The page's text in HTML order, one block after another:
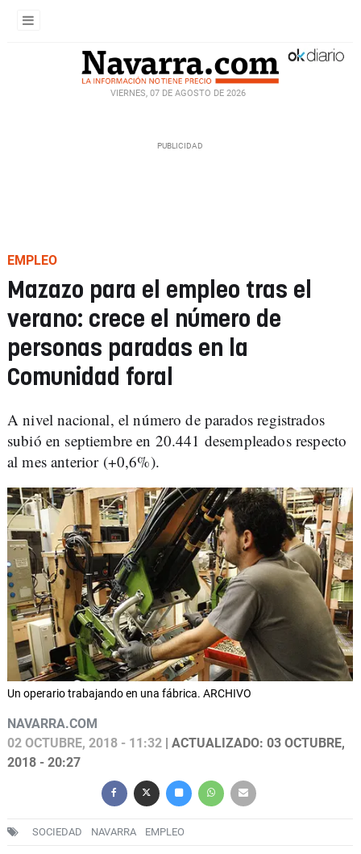
VIERNES, 07 DE AGOSTO DE 2026
EMPLEO
Mazazo para el empleo tras el
verano: crece el número de
personas paradas en la
Comunidad foral
A nivel nacional, el número de parados registrados
subió en septiembre en 20.441 desempleados respecto
al mes anterior (+0,6%).
Un operario trabajando en una fábrica. ARCHIVO
NAVARRA.COM
02 OCTUBRE, 2018 - 11:32 | ACTUALIZADO: 03 OCTUBRE,
2018 - 20:27
SOCIEDAD NAVARRA EMPLEO